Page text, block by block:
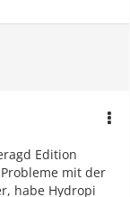
Edition
mit der
habe Hydropi